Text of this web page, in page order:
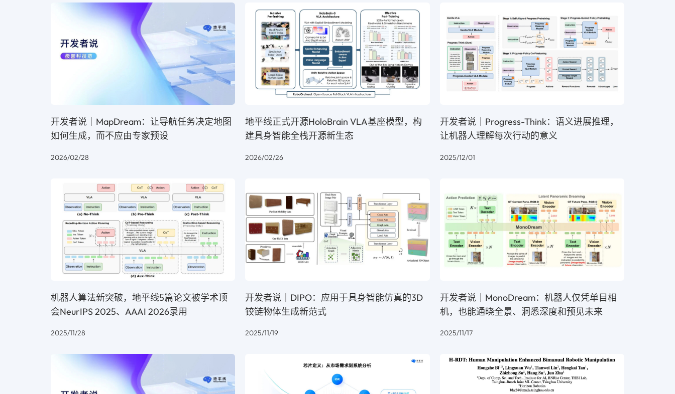
开发者说｜MapDream：让导航任务决定地图
如何生成，而不应由专家预设
2026/02/28
地平线正式开源HoloBrain VLA基座模型，构
建具身智能全栈开源新生态
2026/02/26
开发者说｜Progress-Think：语义进展推理，
让机器人理解每次行动的意义
2025/12/01
机器人算法新突破，地平线5篇论文被学术顶
会NeurIPS 2025、AAAI 2026录用
2025/11/28
开发者说｜DIPO：应用于具身智能仿真的3D
铰链物体生成新范式
2025/11/19
开发者说｜MonoDream：机器人仅凭单目相
机，也能通晓全景、洞悉深度和预见未来
2025/11/17